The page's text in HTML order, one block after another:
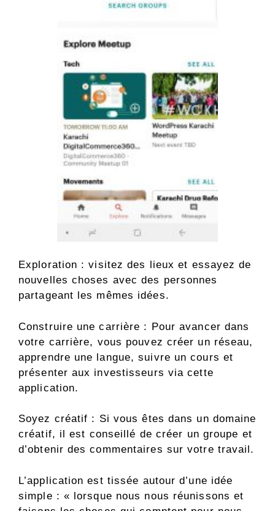
Exploration : visitez des lieux et essayez de
nouvelles choses avec des personnes
partageant les mêmes idées.
Construire une carrière : Pour avancer dans
votre carrière, vous pouvez créer un réseau,
apprendre une langue, suivre un cours et
présenter aux investisseurs via cette
application.
Soyez créatif : Si vous êtes dans un domaine
créatif, il est conseillé de créer un groupe et
d’obtenir des commentaires sur votre travail.
L’application est tissée autour d’une idée
simple : « lorsque nous nous réunissons et